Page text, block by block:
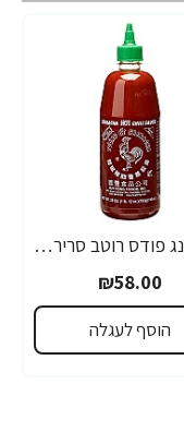
הוי פונג פודס רוטב סריראצ'ה פלפל צ'ילי חריף 793 גרם - מבית HUY FONG FOODS
₪58.00
הוסף לעגלה